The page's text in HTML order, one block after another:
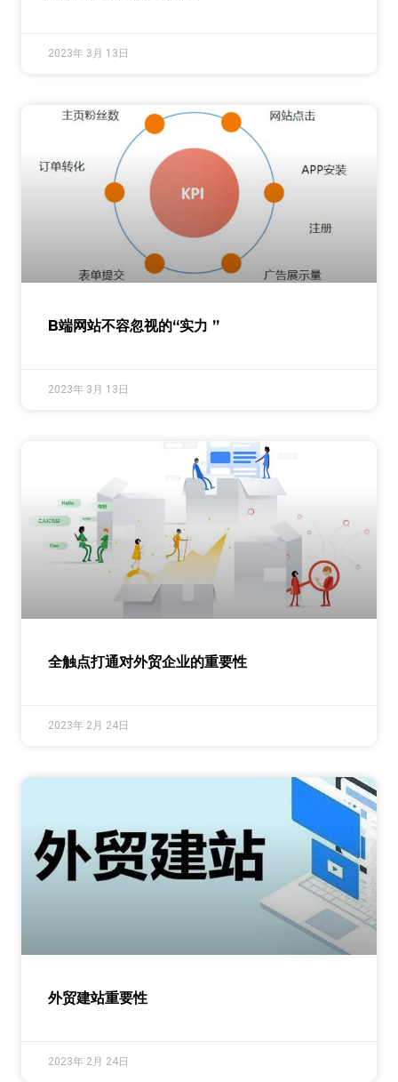
2023年 3月 13日
B端网站不容忽视的“实力 ”
2023年 3月 13日
全触点打通对外贸企业的重要性
2023年 2月 24日
外贸建站重要性
2023年 2月 24日